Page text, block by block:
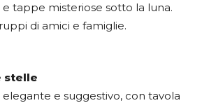
tappe misteriose sotto la luna.
di amici e famiglie.
stelle
e suggestivo, con tavola